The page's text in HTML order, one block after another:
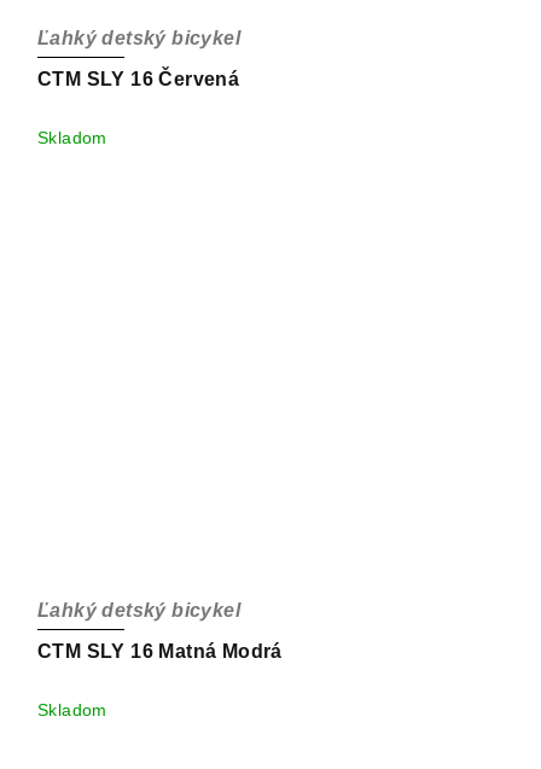
CTM SLY 16 Červená
Ľahký detský bicykel
Skladom
CTM SLY 16 Matná Modrá
Ľahký detský bicykel
Skladom